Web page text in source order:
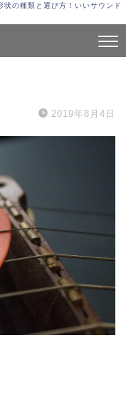
状の種類と選び方！いいサウンド
2019年8月4日